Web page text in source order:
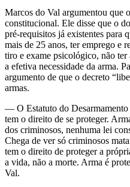
Marcos do Val argumentou que
constitucional. Ele disse que o
pré-requisitos já existentes para
mais de 25 anos, ter emprego e
tiro e exame psicológico, não
a efetiva necessidade da arma.
argumento de que o decreto
armas.
— O Estatuto do
tem o direito de se proteger.
dos criminosos, nenhuma lei
Chega de ver só criminosos
tem o direito de proteger a
a vida, não a morte. Arma é
Val.